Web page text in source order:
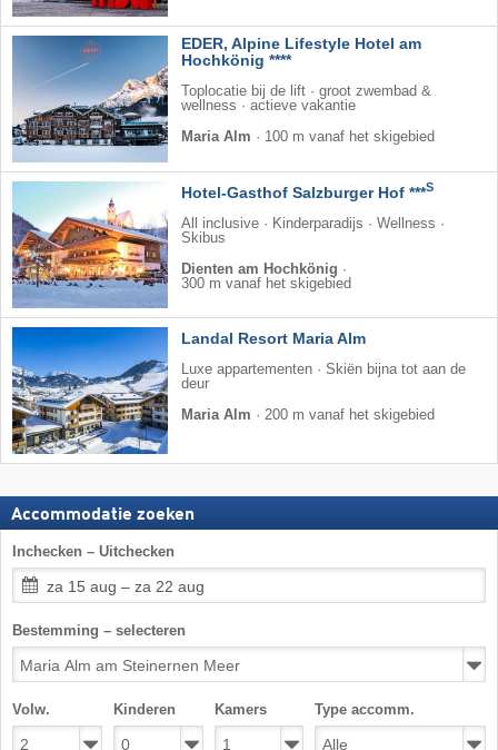
EDER, Alpine Lifestyle Hotel am
Hochkönig ****
Toplocatie bij de lift · groot zwembad &
wellness · actieve vakantie
Maria Alm · 100 m vanaf het skigebied
Hotel-Gasthof Salzburger Hof ***S
All inclusive · Kinderparadijs · Wellness ·
Skibus
Dienten am Hochkönig ·
300 m vanaf het skigebied
Landal Resort Maria Alm
Luxe appartementen · Skiën bijna tot aan de
deur
Maria Alm · 200 m vanaf het skigebied
Accommodatie zoeken
Inchecken – Uitchecken
za 15 aug – za 22 aug
Bestemming – selecteren
Volw. Kinderen Kamers Type accomm.